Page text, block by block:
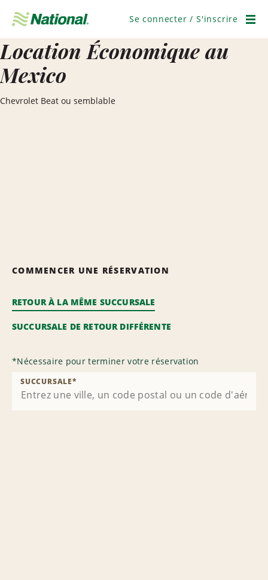
navigation
Se connecter / S'inscrire
Location Économique au
Mexico
Chevrolet Beat ou semblable
COMMENCER UNE RÉSERVATION
RETOUR À LA MÊME SUCCURSALE
SUCCURSALE DE RETOUR DIFFÉRENTE
*Nécessaire pour terminer votre réservation
SUCCURSALE*